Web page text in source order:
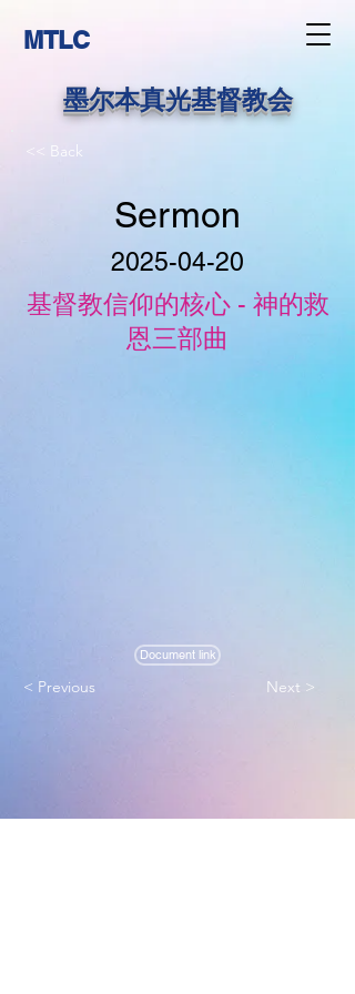
MTLC
墨尔本真光基督教会
<< Back
Sermon
2025-04-20
基督教信仰的核心 - 神的救
恩三部曲
Document link
< Previous Next >